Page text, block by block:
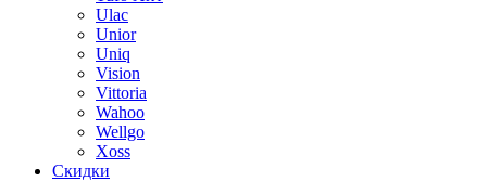
Ulac
Unior
Uniq
Vision
Vittoria
Wahoo
Wellgo
Xoss
Скидки